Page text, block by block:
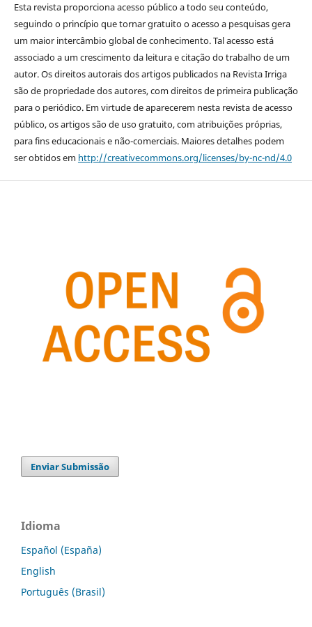
Esta revista proporciona acesso público a todo seu conteúdo,
seguindo o princípio que tornar gratuito o acesso a pesquisas gera
um maior intercâmbio global de conhecimento. Tal acesso está
associado a um crescimento da leitura e citação do trabalho de um
autor. Os direitos autorais dos artigos publicados na Revista Irriga
são de propriedade dos autores, com direitos de primeira publicação
para o periódico. Em virtude de aparecerem nesta revista de acesso
público, os artigos são de uso gratuito, com atribuições próprias,
para fins educacionais e não-comerciais. Maiores detalhes podem
ser obtidos em http://creativecommons.org/licenses/by-nc-nd/4.0
Enviar Submissão
Idioma
Español (España)
English
Português (Brasil)